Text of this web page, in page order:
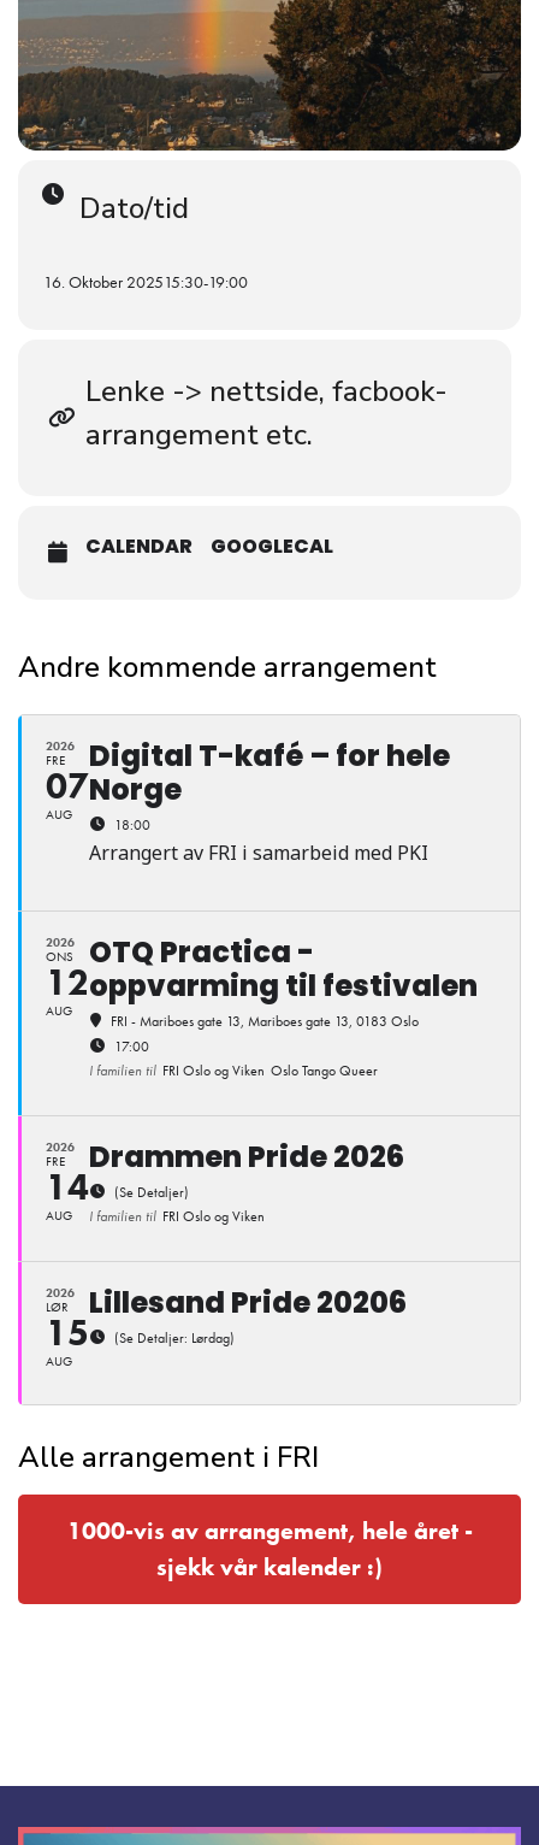
Samme kveld er det gudstjeneste i Oslo domkirke, der preses
, ansatte, frivillige, samt representanter fra skeive
organisasjoner medvirker.
Klokken 18:00:Kveldsmessen varer i om lag en time og er
På grunn av kongelig deltakelse, bes alle være på plass i
Dato/tid
16. Oktober 202515:30-19:00
Lenke -> nettside, facbook-
arrangement etc.
CALENDAR GOOGLECAL
Andre kommende arrangement
2026
FRE
07
AUG
Digital T-kafé – for hele
Norge
18:00
Arrangert av FRI i samarbeid med PKI
2026
ONS
12
AUG
OTQ Practica -
oppvarming til festivalen
FRI - Mariboes gate 13, Mariboes gate 13, 0183 Oslo
17:00
I familien til FRI Oslo og Viken Oslo Tango Queer
2026
FRE
14
AUG
Drammen Pride 2026
(Se Detaljer)
I familien til FRI Oslo og Viken
2026
LØR
15
AUG
Lillesand Pride 20206
(Se Detaljer: Lørdag)
Alle arrangement i FRI
1000-vis av arrangement, hele året -
sjekk vår kalender :)